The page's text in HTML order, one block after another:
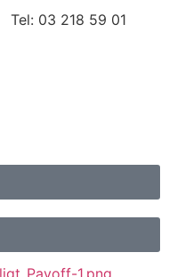
Tel: 03 218 59 01